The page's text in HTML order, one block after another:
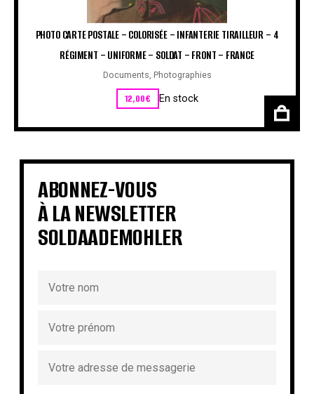
PHOTO CARTE POSTALE – COLORISÉE – INFANTERIE TIRAILLEUR – 4
RÉGIMENT – UNIFORME – SOLDAT – FRONT – FRANCE
Documents, Photographies
12,00€ En stock
ABONNEZ-VOUS
À LA NEWSLETTER
SOLDAADEMOHLER